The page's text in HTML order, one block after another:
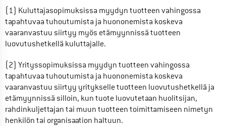
(1) Kuluttajasopimuksissa myydyn tuotteen vahingossa
tapahtuvaa tuhoutumista ja huononemista koskeva
vaaranvastuu siirtyy myös etämyynnissä tuotteen
luovutushetkellä kuluttajalle.
(2) Yrityssopimuksissa myydyn tuotteen vahingossa
tapahtuvaa tuhoutumista ja huononemista koskeva
vaaranvastuu siirtyy yritykselle tuotteen luovutushetkellä ja
etämyynnissä silloin, kun tuote luovutetaan huolitsijan,
rahdinkuljettajan tai muun tuotteen toimittamiseen nimetyn
henkilön tai organisaation haltuun.